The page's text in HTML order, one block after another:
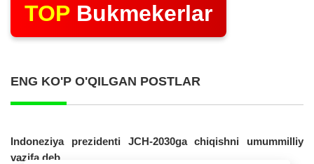
TOP Bukmekerlar
ENG KO'P O'QILGAN POSTLAR
Indoneziya prezidenti JCH-2030ga chiqishni umummilliy
vazifa deb...